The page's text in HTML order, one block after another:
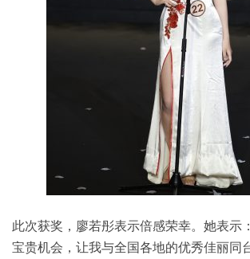
此次获奖，廖若彤表示倍感荣幸。她表示
宝贵机会，让我与全国各地的优秀佳丽同